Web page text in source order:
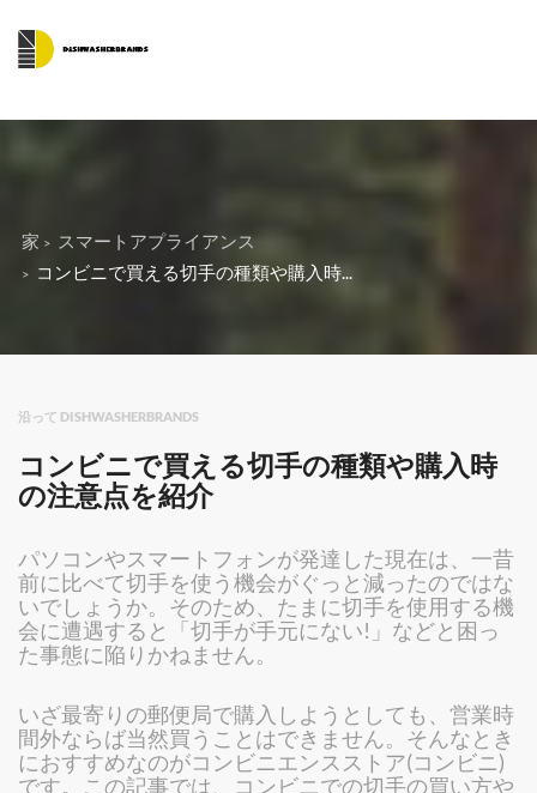
家
スマートアプライアンス
コンビニで買える切手の種類や購入時...
沿って DISHWASHERBRANDS
コンビニで買える切手の種類や購入時
の注意点を紹介
パソコンやスマートフォンが発達した現在は、一昔
前に比べて切手を使う機会がぐっと減ったのではな
いでしょうか。そのため、たまに切手を使用する機
会に遭遇すると「切手が手元にない!」などと困っ
た事態に陥りかねません。
いざ最寄りの郵便局で購入しようとしても、営業時
間外ならば当然買うことはできません。そんなとき
におすすめなのがコンビニエンスストア(コンビニ)
です。この記事では、コンビニでの切手の買い方や